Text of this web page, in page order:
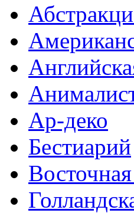
Ар-деко
Бестиарий